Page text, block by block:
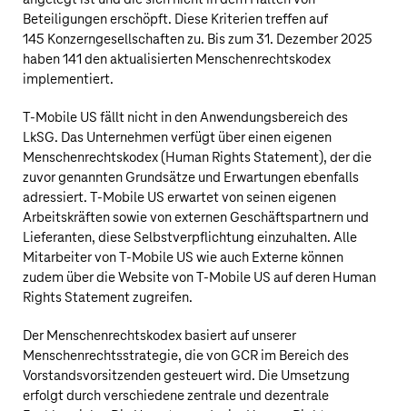
Beteiligungen erschöpft. Diese Kriterien treffen auf
145 Konzerngesellschaften zu. Bis zum 31. Dezember 2025
haben 141 den aktualisierten Menschenrechtskodex
implementiert.
T‑Mobile US fällt nicht in den Anwendungsbereich des
LkSG. Das Unternehmen verfügt über einen eigenen
Menschenrechtskodex (Human Rights Statement), der die
zuvor genannten Grundsätze und Erwartungen ebenfalls
adressiert. T‑Mobile US erwartet von seinen eigenen
Arbeitskräften sowie von externen Geschäftspartnern und
Lieferanten, diese Selbstverpflichtung einzuhalten. Alle
Mitarbeiter vonT‑Mobile US wie auch Externe können
zudem über die Website vonT‑Mobile US auf deren Human
Rights Statement zugreifen.
Der Menschenrechtskodex basiert auf unserer
Menschenrechtsstrategie, die von GCR im Bereich des
Vorstandsvorsitzenden gesteuert wird. Die Umsetzung
erfolgt durch verschiedene zentrale und dezentrale